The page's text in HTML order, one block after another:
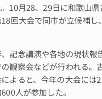
10月28、29日に和歌山県
回大会で同市が立候補し
記念講演や各地の現状報
観察会などが行われる。
よると、今年の大会には
人が参加した。